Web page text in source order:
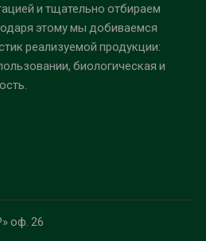
и тщательно отбираем
этому мы добиваемся
реализуемой продукции:
биологическая и
оф. 26